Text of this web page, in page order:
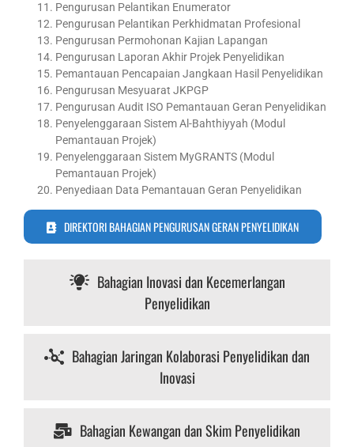
Pengurusan Pelantikan Enumerator
Pengurusan Pelantikan Perkhidmatan Profesional
Pengurusan Permohonan Kajian Lapangan
Pengurusan Laporan Akhir Projek Penyelidikan
Pemantauan Pencapaian Jangkaan Hasil Penyelidikan
Pengurusan Mesyuarat JKPGP
Pengurusan Audit ISO Pemantauan Geran Penyelidikan
Penyelenggaraan Sistem Al-Bahthiyyah (Modul
Pemantauan Projek)
Penyelenggaraan Sistem MyGRANTS (Modul
Pemantauan Projek)
Penyediaan Data Pemantauan Geran Penyelidikan
DIREKTORI BAHAGIAN PENGURUSAN GERAN PENYELIDIKAN
Bahagian Inovasi dan Kecemerlangan
Penyelidikan
Bahagian Jaringan Kolaborasi Penyelidikan dan
Inovasi
Bahagian Kewangan dan Skim Penyelidikan